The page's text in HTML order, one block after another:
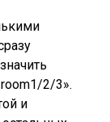
2/3».
и